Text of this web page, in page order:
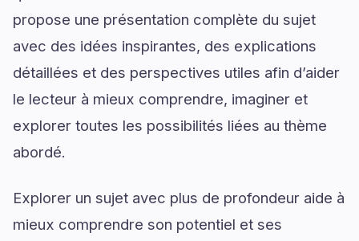
propose une présentation complète du sujet
avec des idées inspirantes, des explications
détaillées et des perspectives utiles afin d’aider
le lecteur à mieux comprendre, imaginer et
explorer toutes les possibilités liées au thème
abordé.
Explorer un sujet avec plus de profondeur aide à
mieux comprendre son potentiel et ses